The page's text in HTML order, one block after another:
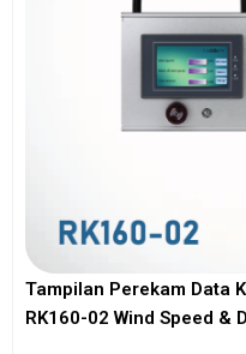
Tampilan Perekam Data
RK160-02 Wind Speed &